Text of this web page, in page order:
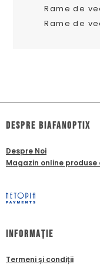
Rame de
Rame de
dESPRE biafanoptix
Despre Noi
Magazin online
Informație
Termeni și condiții